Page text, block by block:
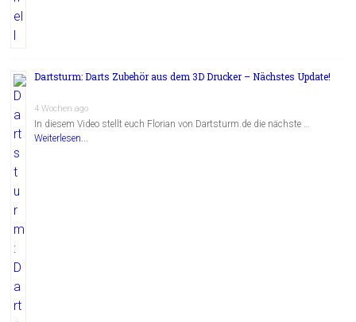
Dartsturm: Darts Zubehör aus dem 3D Drucker – Nächstes Update!
4 Wochen ago
In diesem Video stellt euch Florian von Dartsturm.de die nächste …
Weiterlesen...